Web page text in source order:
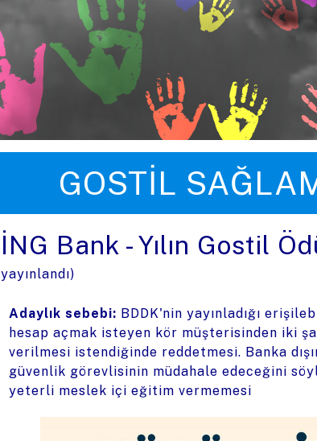
GOSTIL
İNG Bank - Yılın Gostil
yayınlandı)
Adaylık sebebi: BDDK'nin yayınladığı
hesap açmak isteyen kör müşterisinden iki
verilmesi istendiğinde reddetmesi. Banka
güvenlik görevlisinin müdahale edeceğini
yeterli meslek içi eğitim vermemesi
Menüye zıpla